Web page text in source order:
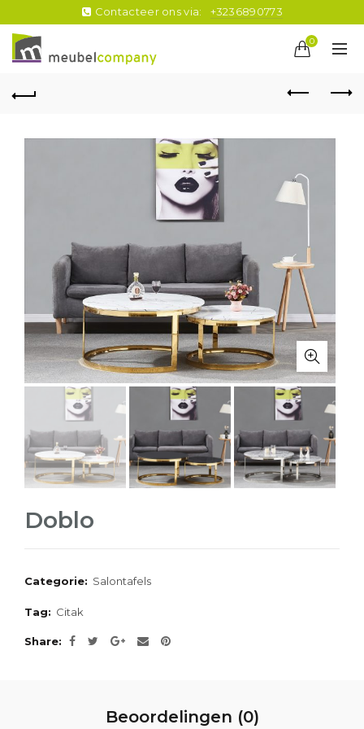
Contacteer ons via: +3236890773
0
Doblo
Categorie: Salontafels
Tag: Citak
Share
Beoordelingen (0)